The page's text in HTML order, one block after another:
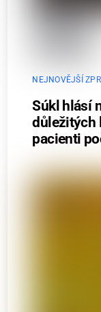
NEJNOVĚJŠÍ
Súkl hlásí
důležitých
pacienti